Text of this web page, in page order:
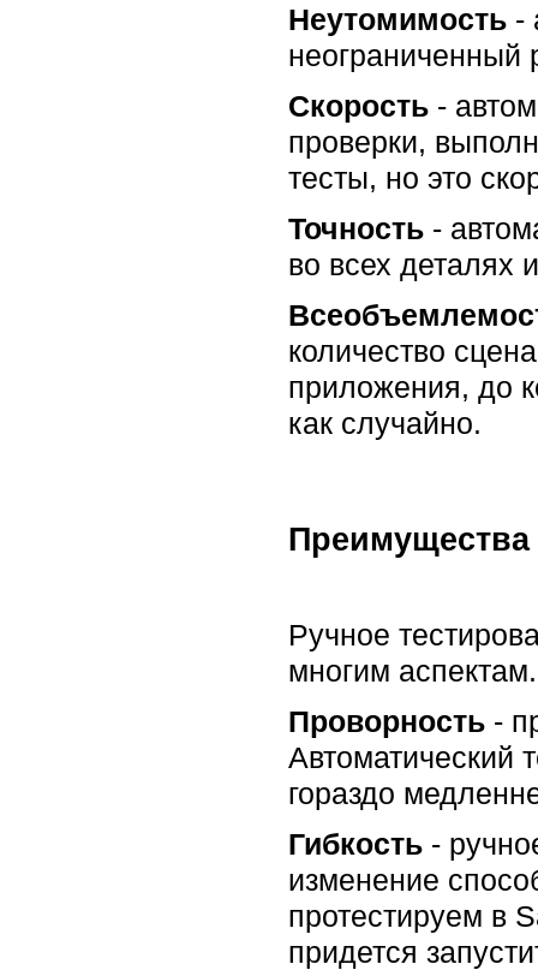
Неутомимость -
неограниченный
Скорость -
проверки,
тесты, но это
Точность -
во всех деталях
количество
приложения, до
как случайно.
Преимущества
Ручное
многим аспектам.
Проворность -
Автоматический
гораздо
Гибкость -
изменение
протестируем в
придется